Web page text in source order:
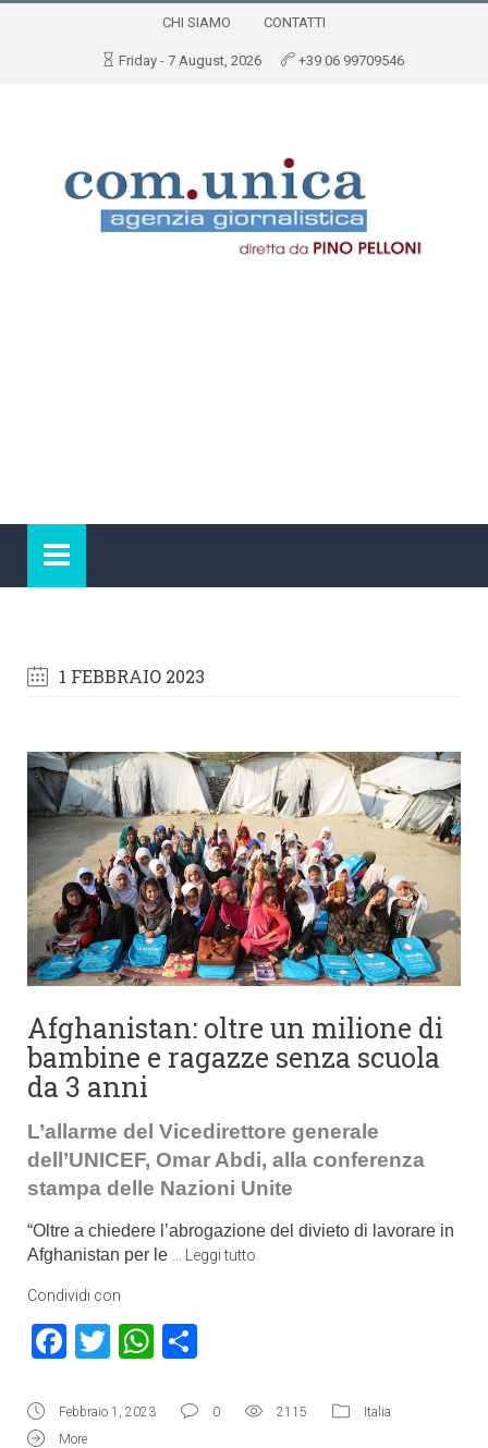
CHI SIAMO CONTATTI
Friday - 7 August, 2026 +39 06 99709546
1 FEBBRAIO 2023
Afghanistan: oltre un milione di
bambine e ragazze senza scuola
da 3 anni
L’allarme del Vicedirettore generale
dell’UNICEF, Omar Abdi, alla conferenza
stampa delle Nazioni Unite
“Oltre a chiedere l’abrogazione del divieto di lavorare in
Afghanistan per le
Leggi tutto
Condividi con
Facebook
TwitterWhatsApp
Febbraio 1, 2023 0 2115
Italia
More